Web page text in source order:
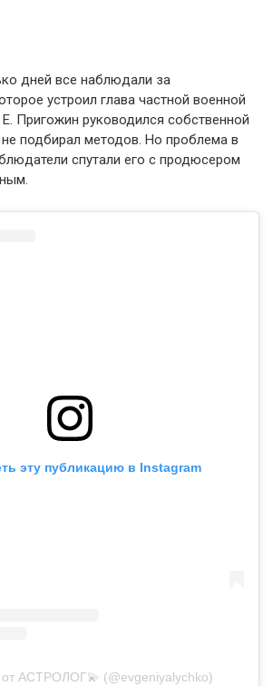
дней все наблюдали за
устроил глава частной военной
Е. Пригожин руководился собственной
подбирал методов. Но проблема в
спутали его с продюсером
эту публикацию в Instagram
от АСТРОЛОГ💫 (@evgeniyalychko)